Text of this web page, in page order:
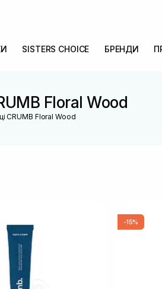
SISTERS CHOICE БРЕНДИ
Floral Wood
CRUMB Floral Wood
-15%